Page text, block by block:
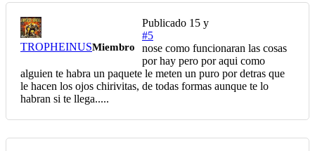
TROPHEINUSMiembro
Publicado 15 y
#5
nose como funcionaran las cosas
por hay pero por aqui como
alguien te habra un paquete le meten un puro por detras que
le hacen los ojos chirivitas, de todas formas aunque te lo
habran si te llega.....